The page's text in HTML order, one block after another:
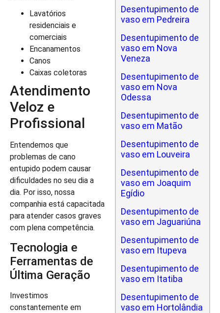
Lavatórios
residenciais e
comerciais
Encanamentos
Canos
Caixas coletoras
Atendimento
Veloz e
Profissional
Entendemos que
problemas de cano
entupido podem causar
dificuldades no seu dia a
dia. Por isso, nossa
companhia está capacitada
para atender casos graves
com plena competência.
Tecnologia e
Ferramentas de
Última Geração
Investimos
constantemente em
Desentupimento de
vaso em Pedreira
Desentupimento de
vaso em Nova
Veneza
Desentupimento de
vaso em Nova
Odessa
Desentupimento de
vaso em Matão
Desentupimento de
vaso em Louveira
Desentupimento de
vaso em Joaquim
Egídio
Desentupimento de
vaso em Jaguariúna
Desentupimento de
vaso em Itupeva
Desentupimento de
vaso em Itatiba
Desentupimento de
vaso em Hortolândia